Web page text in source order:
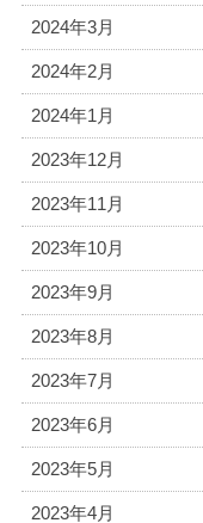
2024年3月
2024年2月
2024年1月
2023年12月
2023年11月
2023年10月
2023年9月
2023年8月
2023年7月
2023年6月
2023年5月
2023年4月